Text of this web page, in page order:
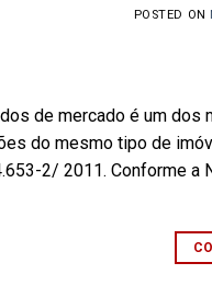
POSTED ON
de mercado é um
do mesmo tipo de
2/ 2011. Conforme a